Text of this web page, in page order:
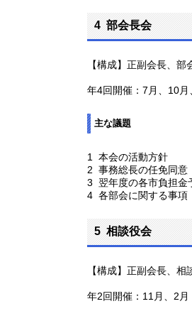
4 部会長会
【構成】正副会長、部
年4回開催：7月、10月
主な議題
1 本会の活動方針
2 事務総長の任免同意
3 翌年度の各市負担金
4 各部会に関する事項
5 相談役会
【構成】正副会長、相
年2回開催：11月、2月